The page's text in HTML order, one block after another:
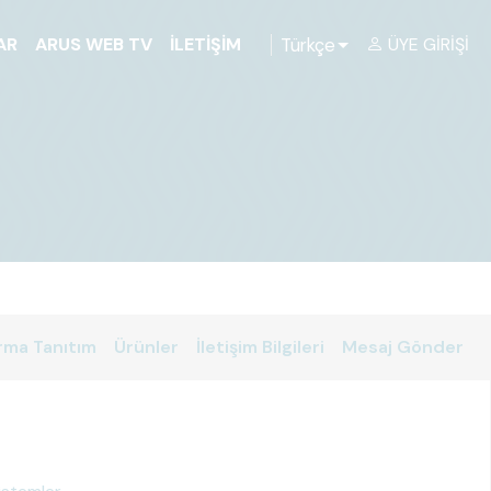
ARUS WEB TV İLETIŞIM Türkçe ÜYE GIRIŞI
Tanıtım Ürünler İletişim Bilgileri Mesaj Gönder